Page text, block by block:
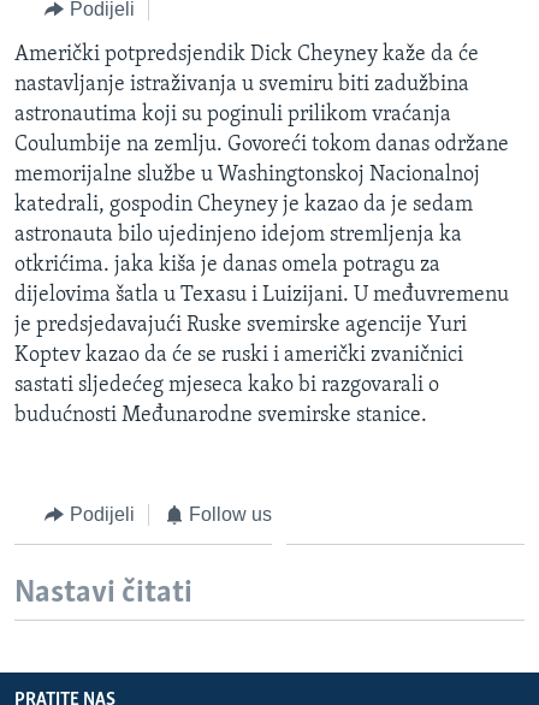
SVIJET
KORUPCIJA
SLOBODA MEDIJA
ŽENSKA STRANA
IZBJEGLIČKA STRANA
MAGAZIN
O GLASU AMERIKE
Learning English
PRATITE NAS
Podijeli
Američki potpredsjendik Dick Cheyney kaže da će
nastavljanje istraživanja u svemiru biti zadužbina
astronautima koji su poginuli prilikom vraćanja
Coulumbije na zemlju. Govoreći tokom danas održane
memorijalne službe u Washingtonskoj Nacionalnoj
katedrali, gospodin Cheyney je kazao da je sedam
astronauta bilo ujedinjeno idejom stremljenja ka
otkrićima. jaka kiša je danas omela potragu za
dijelovima šatla u Texasu i Luizijani. U međuvremenu
je predsjedavajući Ruske svemirske agencije Yuri
Koptev kazao da će se ruski i američki zvaničnici
sastati sljedećeg mjeseca kako bi razgovarali o
budućnosti Međunarodne svemirske stanice.
Podijeli Follow us
Nastavi čitati
PRATITE NAS